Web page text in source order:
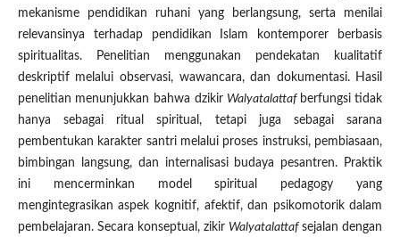
mekanisme pendidikan ruhani yang berlangsung, serta menilai
relevansinya terhadap pendidikan Islam kontemporer berbasis
spiritualitas. Penelitian menggunakan pendekatan kualitatif
deskriptif melalui observasi, wawancara, dan dokumentasi. Hasil
penelitian menunjukkan bahwa dzikir Walyatalattaf berfungsi tidak
hanya sebagai ritual spiritual, tetapi juga sebagai sarana
pembentukan karakter santri melalui proses instruksi, pembiasaan,
bimbingan langsung, dan internalisasi budaya pesantren. Praktik
ini mencerminkan model spiritual pedagogy yang
mengintegrasikan aspek kognitif, afektif, dan psikomotorik dalam
pembelajaran. Secara konseptual, zikir Walyatalattafsejalan dengan